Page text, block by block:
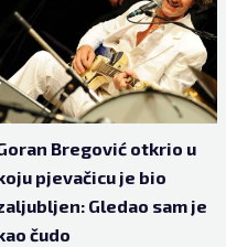
Bregović otkrio u
pjevačicu je bio
Gledao sam je
čudo